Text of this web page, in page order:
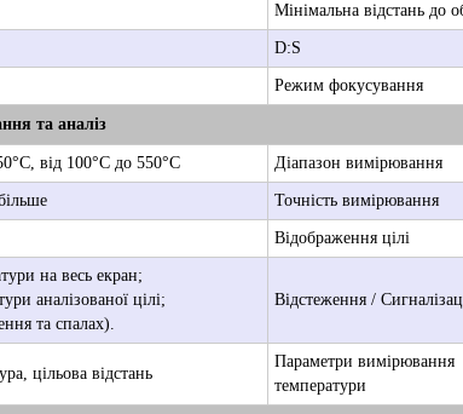
Мінімальна відстань до
D:S
Режим фокусування
та аналіз
від 100°C до 550°C Діапазон вимірювання
Точність вимірювання
Відображення цілі
на весь екран;
аналізованої цілі;
та спалах).
Відстеження /
цільова відстань
Параметри вимірювання
температури